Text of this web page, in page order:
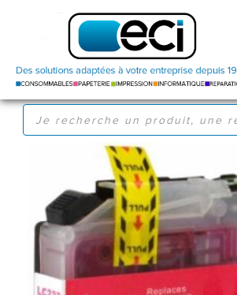
RECHERCHE
PRODUITS